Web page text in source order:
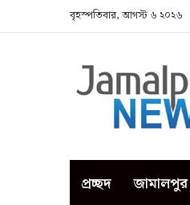
বৃহস্পতিবার, আগস্ট ৬ ২০২৬
প্রচ্ছদ জামালপুর